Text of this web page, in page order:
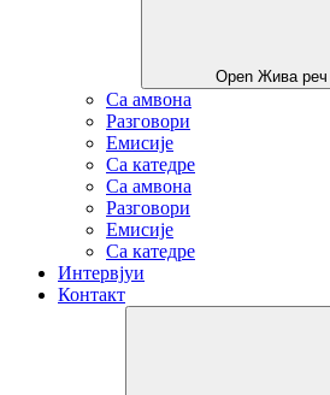
Open Жива реч
Са амвона
Разговори
Емисије
Са катедре
Са амвона
Разговори
Емисије
Са катедре
Интервјуи
Контакт